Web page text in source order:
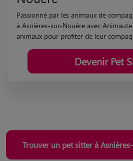
Devenez Pet Sitter à
Nouère
Passionné par les animaux de
à Asnières-sur-Nouère avec Animaute